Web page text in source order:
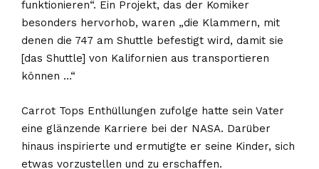
funktionieren“. Ein Projekt, das der Komiker
besonders hervorhob, waren „die Klammern, mit
denen die 747 am Shuttle befestigt wird, damit sie
[das Shuttle] von Kalifornien aus transportieren
können …“
Carrot Tops Enthüllungen zufolge hatte sein Vater
eine glänzende Karriere bei der NASA. Darüber
hinaus inspirierte und ermutigte er seine Kinder, sich
etwas vorzustellen und zu erschaffen.